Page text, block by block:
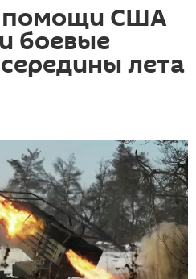
помощи США
боевые
лета